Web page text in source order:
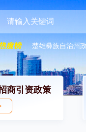
楚雄彝族自治州
商引资政策